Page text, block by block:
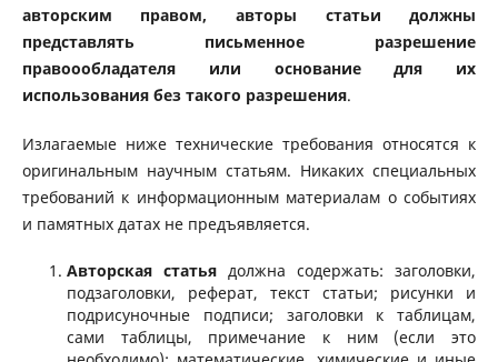
авторским правом, авторы статьи должны
представлять письменное разрешение
правоообладателя или основание для их
использования без такого разрешения.
Излагаемые ниже технические требования относятся к
оригинальным научным статьям. Никаких специальных
требований к информационным материалам о событиях
и памятных датах не предъявляется.
Авторская статья должна содержать: заголовки,
подзаголовки, реферат, текст статьи; рисунки и
подрисуночные подписи; заголовки к таблицам,
сами таблицы, примечание к ним (если это